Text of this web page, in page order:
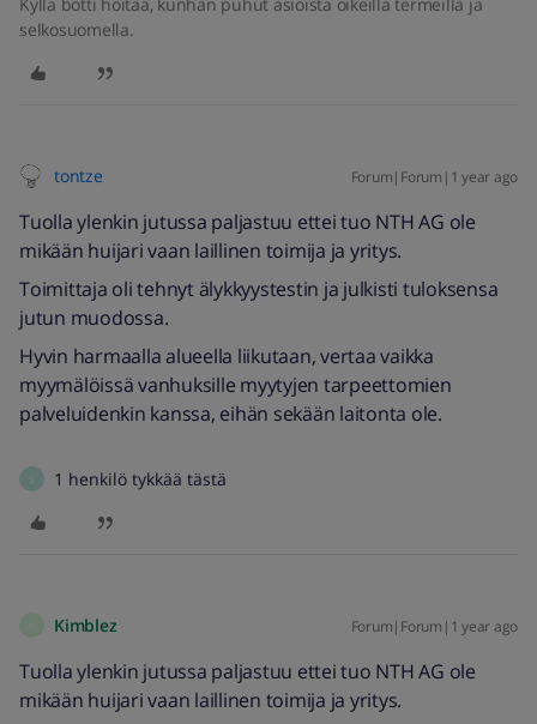
selkosuomella.
tontze Forum|Forum|1 year ago
Tuolla ylenkin jutussa paljastuu ettei tuo NTH AG ole
mikään huijari vaan laillinen toimija ja yritys.
Toimittaja oli tehnyt älykkyystestin ja julkisti tuloksensa
jutun muodossa.
Hyvin harmaalla alueella liikutaan, vertaa vaikka
myymälöissä vanhuksille myytyjen tarpeettomien
palveluidenkin kanssa, eihän sekään laitonta ole.
1 henkilö tykkää tästä
Kimblez Forum|Forum|1 year ago
Tuolla ylenkin jutussa paljastuu ettei tuo NTH AG ole
mikään huijari vaan laillinen toimija ja yritys.